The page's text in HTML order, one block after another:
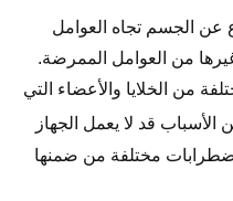
عن الجسم تجاه العوامل
من العوامل الممرضة.
من الخلايا والأعضاء التي
قد لا يعمل الجهاز
مختلفة من ضمنها